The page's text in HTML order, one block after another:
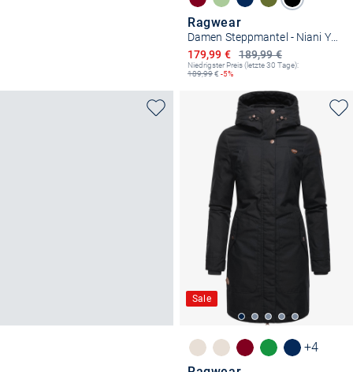
Ragwear
Damen Steppmantel - Niani YOUMODO
189,99 €
Ermäßigter Preis
179,99 €
Niedrigster Preis (letzte 30 Tage):
189,99€ -5%
Sale
+4